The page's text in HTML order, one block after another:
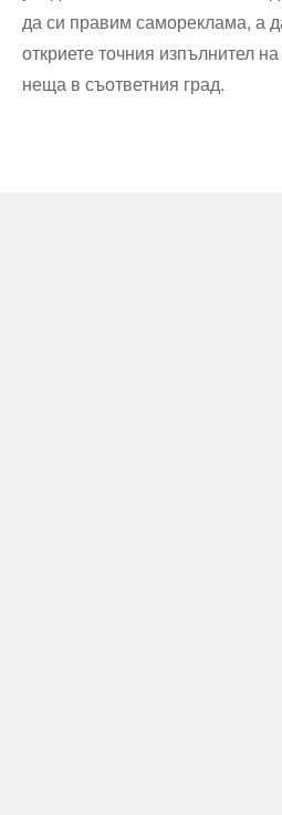
да си правим самореклама, а
откриете точния изпълнител
неща в съответния град.